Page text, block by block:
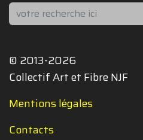
Rechercher
© 2013-2026
Collectif Art et Fibre NJF
Mentions légales
Contacts